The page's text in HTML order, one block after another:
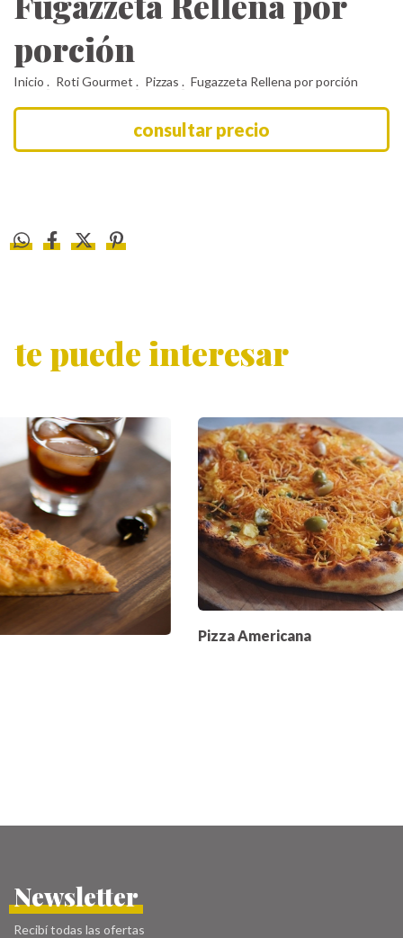
porción
Inicio . Roti Gourmet . Pizzas . Fugazzeta Rellena por porción
te puede interesar
Pizza Americana
Newsletter
Recibí todas las ofertas